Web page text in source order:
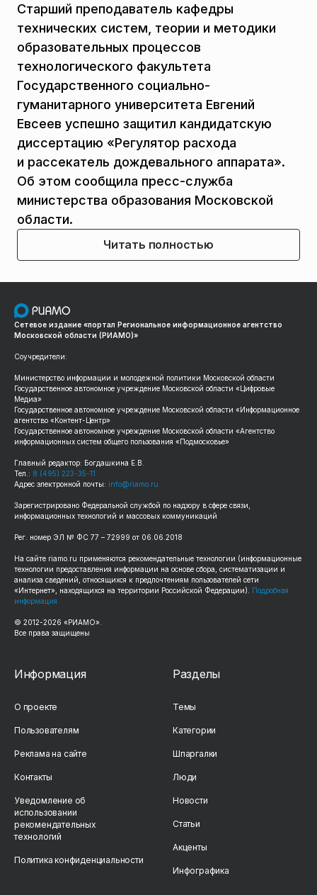
Старший преподаватель кафедры
технических систем, теории и методики
образовательных процессов
технологического факультета
Государственного социально-
гуманитарного университета Евгений
Евсеев успешно защитил кандидатскую
диссертацию «Регулятор расхода
и рассекатель дождевального аппарата».
Об этом сообщила пресс-служба
министерства образования Московской
области.
Читать полностью
Сетевое издание «портал Региональное информационное агентство
Московской области (РИАМО)»
Соучредители:
Министерство информации и молодежной политики Московской области
Государственное автономное учреждение Московской области «Цифровые
Медиа»
Государственное автономное учреждение Московской области «Информационное
агентство «Контент-Центр»
Государственное автономное учреждение Московской области «Агентство
информационных систем общего пользования «Подмосковье»
Главный редактор: Богдашкина Е.В.
Тел.: 8 (495) 223-35-11
Адрес электронной почты: info@riamo.ru
Зарегистрировано Федеральной службой по надзору в сфере связи,
информационных технологий и массовых коммуникаций
Рег. номер ЭЛ № ФС 77 – 72999 от 06.06.2018
На сайте riamo.ru применяются рекомендательные технологии (информационные
технологии предоставления информации на основе сбора, систематизации и
анализа сведений, относящихся к предпочтениям пользователей сети
«Интернет», находящихся на территории Российской Федерации). Подробная
информация
© 2012-2026 «РИАМО».
Все права защищены
Информация
О проекте
Пользователям
Реклама на сайте
Контакты
Уведомление об
использовании
рекомендательных
технологий
Политика конфиденциальности
Разделы
Темы
Категории
Шпаргалки
Люди
Новости
Статьи
Акценты
Инфографика